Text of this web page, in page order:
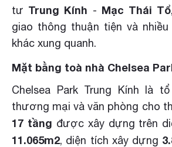
tư Trung Kính - Mạc Thái Tổ
giao thông thuận tiện và
khác xung quanh.
Mặt bằng toà nhà Chelsea
Chelsea Park Trung Kính là
thương mại và văn phòng cho
17 tầng được xây dựng trên
11.065m2, diện tích xây dựng